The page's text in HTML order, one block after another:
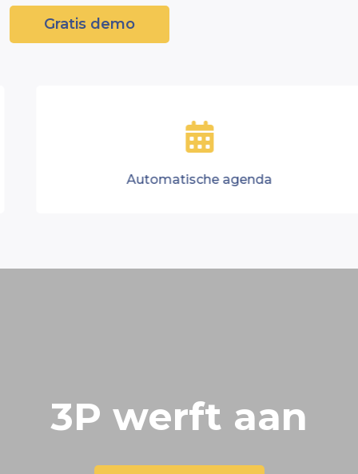
Gratis demo
Automatische agenda
3P werft aan